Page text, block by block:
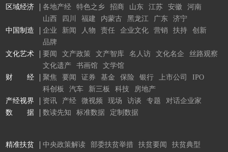
区域经济
各地产经 特色之乡 招商 山东 江苏 安徽
河南
山西
四川 福建 内蒙古 黑龙江 广东
济宁
中国制造
企业 新闻 人物 责任 企业文化 营销 扶持
创新
品牌
文化艺术
要闻 文产政策 文产智库 名人访 文化名企
丝路观察
文化遗产
书画馆
文学馆
财 经
聚焦 要闻 证券 基金 保险 银行 上市公司
IPO
科创板
汽车 新三板 科技
房地产
产经视界
资讯 产经 微视频 现场 访谈 专题
对话企业家
数 据
数读先知 标准数据 定制数据
精准扶贫 中央政策解读 部委扶贫举措 扶贫要闻 扶贫典型